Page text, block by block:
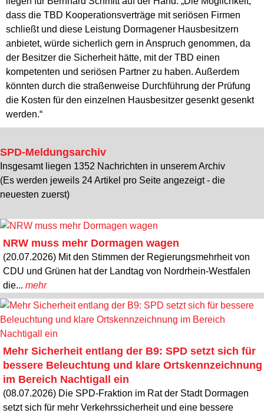
dass die TBD Kooperationsverträge mit seriösen Firmen
schließt und diese Leistung Dormagener Hausbesitzern
anbietet, würde sicherlich gern in Anspruch genommen, da
der Besitzer die Sicherheit hätte, mit der TBD einen
kompetenten und seriösen Partner zu haben. Außerdem
könnten durch die straßenweise Durchführung der Prüfung
die Kosten für den einzelnen Hausbesitzer gesenkt gesenkt
werden.“
SPD-Meldungsarchiv
Insgesamt liegen 1352 Nachrichten in unserem Archiv
(Es werden jeweils 24 Artikel pro Seite angezeigt - die
neuesten zuerst)
NRW muss mehr Dormagen wagen
(20.07.2026) Mit den Stimmen der Regierungsmehrheit von
CDU und Grünen hat der Landtag von Nordrhein-Westfalen
die... mehr
Mehr Sicherheit entlang der B9: SPD setzt sich für
bessere Beleuchtung und klare Ortskennzeichnung
im Bereich Nachtigall ein
(08.07.2026) Die SPD-Fraktion im Rat der Stadt Dormagen
setzt sich für mehr Verkehrssicherheit und eine bessere